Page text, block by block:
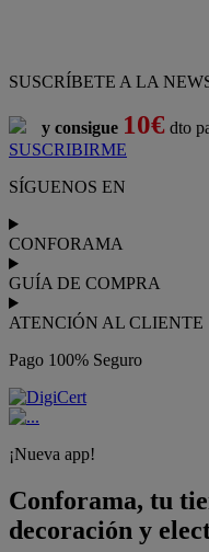
SUSCRÍBETE A LA
y consigue 10€ dto
SUSCRIBIRME
SÍGUENOS EN
CONFORAMA
GUÍA DE COMPRA
ATENCIÓN AL CLIENTE
Pago 100% Seguro
¡Nueva app!
Conforama, tu
decoración y